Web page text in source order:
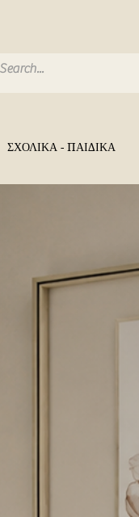
ΣΧΟΛΙΚΑ - ΠΑΙΔΙΚΑ